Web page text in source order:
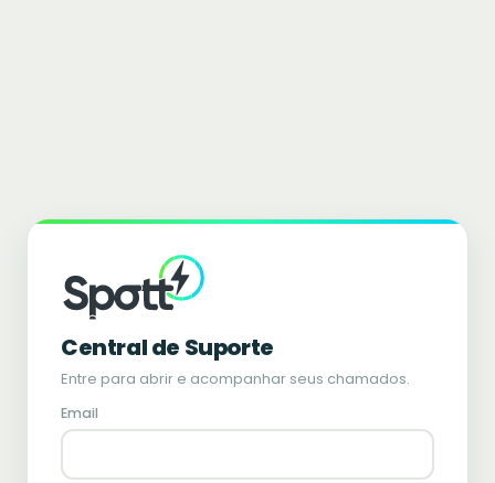
Central de Suporte
Entre para abrir e acompanhar seus chamados.
Email